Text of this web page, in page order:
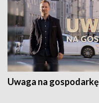
Uwaga na gospodarkę